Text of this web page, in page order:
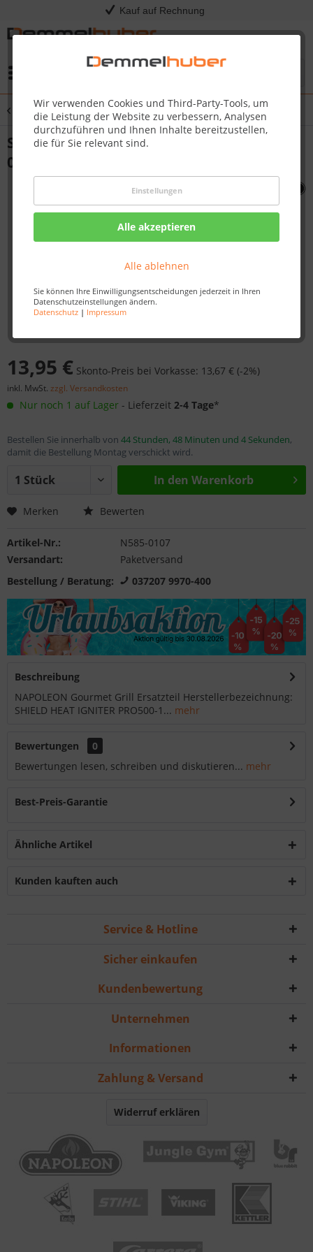
Kauf auf Rechnung
Wir verwenden Cookies und Third-Party-Tools, um
die Leistung der Website zu verbessern, Analysen
durchzuführen und Ihnen Inhalte bereitzustellen,
die für Sie relevant sind.
Einstellungen
Alle akzeptieren
Alle ablehnen
Sie können Ihre Einwilligungsentscheidungen jederzeit in Ihren
Datenschutzeinstellungen ändern.
Datenschutz| Impressum
Übersicht Sonstige Ersatzteile
SHIELD HEAT IGNITER PRO500-1 #N585-
0107
13,95 € Skonto-Preis bei Vorkasse: 13,67 € (-2%)
inkl. MwSt. zzgl. Versandkosten
Nur noch 1 auf Lager - Lieferzeit 2-4 Tage*
Bestellen Sie innerhalb von 44 Stunden, 48 Minuten und 4 Sekunden,
damit die Bestellung Montag verschickt wird.
In den Warenkorb
Merken Bewerten
Artikel-Nr.:
N585-0107
Versandart:
Paketversand
Bestellung / Beratung:
037207 9970-400
Beschreibung
NAPOLEON Gourmet Grill Ersatzteil Herstellerbezeichnung:
SHIELD HEAT IGNITER PRO500-1... mehr
Bewertungen
0
Bewertungen lesen, schreiben und diskutieren... mehr
Best-Preis-Garantie
Ähnliche Artikel
Kunden kauften auch
Service & Hotline
Sicher einkaufen
Kundenbewertung
Unternehmen
Informationen
Zahlung & Versand
Widerruf erklären